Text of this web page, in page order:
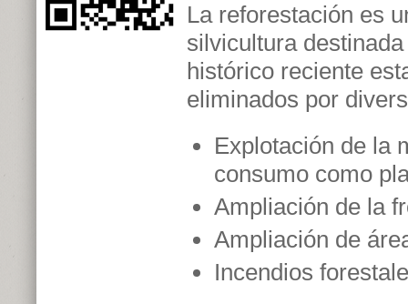
La reforestación es
silvicultura
histórico reciente
eliminados por
Explotación de la
consumo como
Ampliación de la
Ampliación de
Incendios